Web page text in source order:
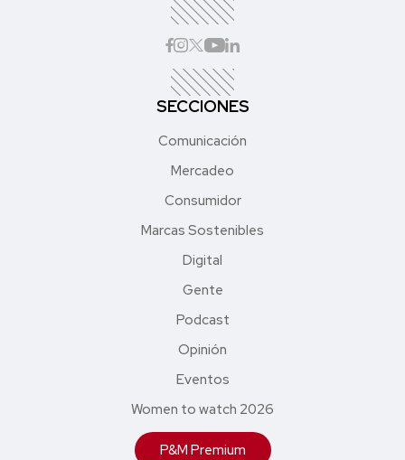
SECCIONES
Comunicación
Mercadeo
Consumidor
Marcas Sostenibles
Digital
Gente
Podcast
Opinión
Eventos
Women to watch 2026
P&M Premium